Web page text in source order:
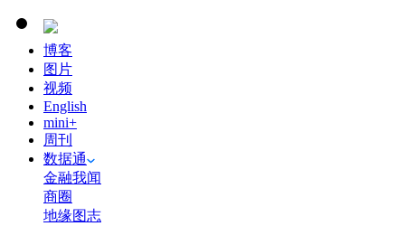
博客
图片
视频
English
mini+
周刊
数据通
金融我闻
商圈
地缘图志